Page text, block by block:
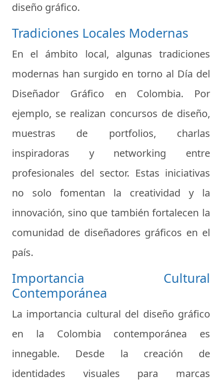
diseño gráfico.
Tradiciones Locales Modernas
En el ámbito local, algunas tradiciones
modernas han surgido en torno al Día del
Diseñador Gráfico en Colombia. Por
ejemplo, se realizan concursos de diseño,
muestras de portfolios, charlas
inspiradoras y networking entre
profesionales del sector. Estas iniciativas
no solo fomentan la creatividad y la
innovación, sino que también fortalecen la
comunidad de diseñadores gráficos en el
país.
Importancia Cultural
Contemporánea
La importancia cultural del diseño gráfico
en la Colombia contemporánea es
innegable. Desde la creación de
identidades visuales para marcas